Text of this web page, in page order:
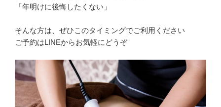
「年明けに後悔したくない」
そんな方は、ぜひこのタイミングでご利用ください
ご予約はLINEからお気軽にどうぞ